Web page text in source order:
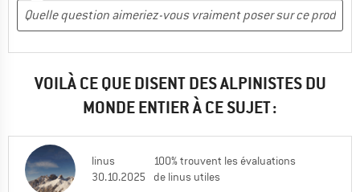
VOILÀ CE QUE DISENT DES ALPINISTES DU
MONDE ENTIER À CE SUJET :
linus
30.10.2025
100% trouvent les évaluations
de linus utiles